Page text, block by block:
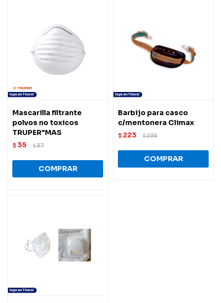
Mascarilla filtrante
polvos no toxicos
TRUPER"MAS
$ 35 $37
Barbijo para casco
c/mentonera Climax
$ 223 $235